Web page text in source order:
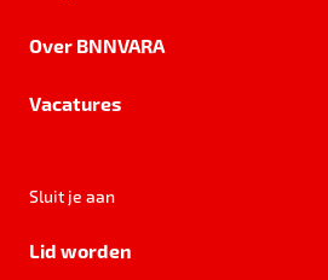
Over BNNVARA
Vacatures
Sluit je aan
Lid worden